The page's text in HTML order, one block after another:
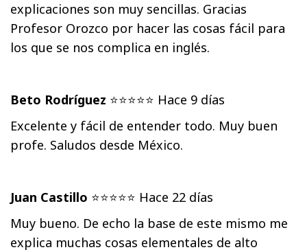
explicaciones son muy sencillas. Gracias
Profesor Orozco por hacer las cosas fácil para
los que se nos complica en inglés.
Beto Rodríguez ⭐⭐⭐⭐⭐ Hace 9 días
Excelente y fácil de entender todo. Muy buen
profe. Saludos desde México.
Juan Castillo ⭐⭐⭐⭐⭐ Hace 22 días
Muy bueno. De echo la base de este mismo me
explica muchas cosas elementales de alto